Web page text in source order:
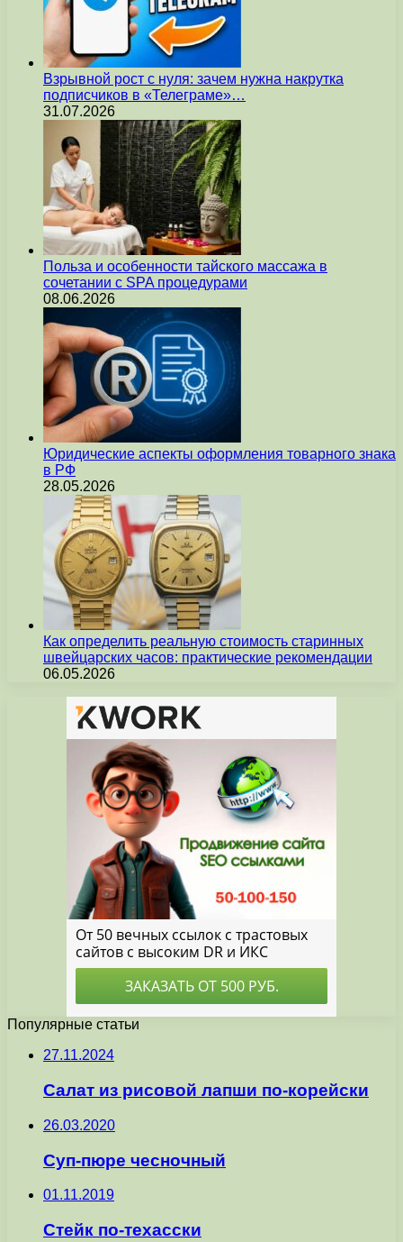
Взрывной рост с нуля: зачем нужна накрутка
подписчиков в «Телеграме»…
31.07.2026
Польза и особенности тайского массажа в
сочетании с SPA процедурами
08.06.2026
Юридические аспекты оформления товарного знака
в РФ
28.05.2026
Как определить реальную стоимость старинных
швейцарских часов: практические рекомендации
06.05.2026
Популярные статьи
27.11.2024
Салат из рисовой лапши по-корейски
26.03.2020
Суп-пюре чесночный
01.11.2019
Стейк по-техасски